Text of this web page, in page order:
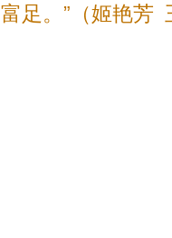
富足。”（姬艳芳